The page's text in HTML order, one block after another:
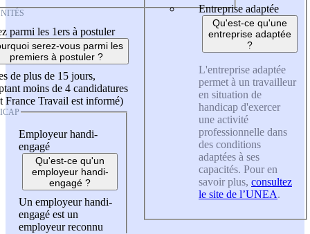
parmi les 1ers à postuler
serez-vous parmi les
premiers à postuler ?
de plus de 15 jours,
moins de 4 candidatures
France Travail est informé)
Employeur handi-
engagé
Qu'est-ce qu'un
employeur handi-
engagé ?
Un employeur handi-
engagé est un
employeur reconnu
Entreprise adaptée
Qu'est-ce qu'une
entreprise adaptée
?
L'entreprise adaptée
permet à un travailleur
en situation de
handicap d'exercer
une activité
professionnelle dans
des conditions
adaptées à ses
capacités. Pour en
savoir plus, consultez
le site de l’UNEA.